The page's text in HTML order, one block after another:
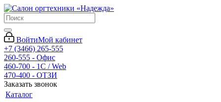
ВойтиМой кабинет
+7 (3466) 265-555
260-555 - Офис
460-700 - 1C / Web
470-400 - ОТЗИ
Заказать звонок
Каталог